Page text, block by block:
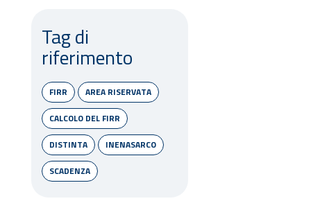
Tag di
riferimento
FIRR
AREA RISERVATA
CALCOLO DEL FIRR
DISTINTA
INENASARCO
SCADENZA